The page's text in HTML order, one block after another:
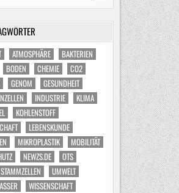
ATMOSPHÄRE
BAKTERIEN
BODEN CHEMIE
CO2
GENOM
GESUNDHEIT
INDUSTRIE
KLIMA
KOHLENSTOFF
LEBENSKUNDE
MIKROPLASTIK
MOBILITÄT
NEWZS.DE
OTS
STAMMZELLEN
UMWELT
WISSENSCHAFT